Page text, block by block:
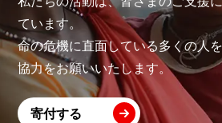
ています。
命の危機に直面している多くの人
協力をお願いいたします。
寄付する